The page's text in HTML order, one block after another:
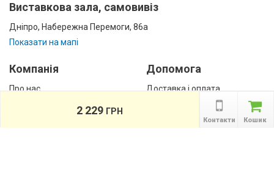
Виставкова зала, самовивіз
Дніпро, Набережна Перемоги, 86а
Показати на мапі
Компанія
Про нас
Допомога
Доставка і оплата
Кошик
Контакти
2 229 ГРН